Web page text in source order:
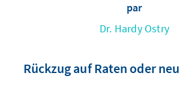
par
Dr. Hardy Ostry
Rückzug auf Raten oder